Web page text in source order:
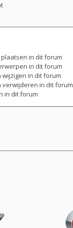
in dit forum
in dit forum
in dit forum
verwijderen in dit forum
in dit forum